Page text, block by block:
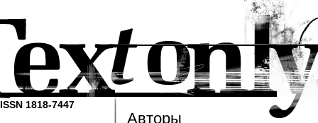
ISSN 1818-7447
Авторы